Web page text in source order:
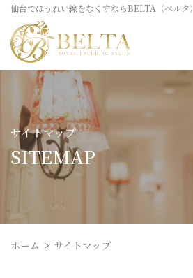
仙台でほうれい線をなくすならBELTA（ベルタ）
サイトマップ
SITEMAP
ホーム サイトマップ